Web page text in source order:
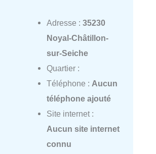
Adresse : 35230
Noyal-Châtillon-
sur-Seiche
Quartier :
Téléphone : Aucun
téléphone ajouté
Site internet :
Aucun site internet
connu